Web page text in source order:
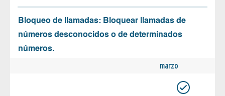
Bloqueo de llamadas: Bloquear llamadas de
números desconocidos o de determinados
números.
marzo